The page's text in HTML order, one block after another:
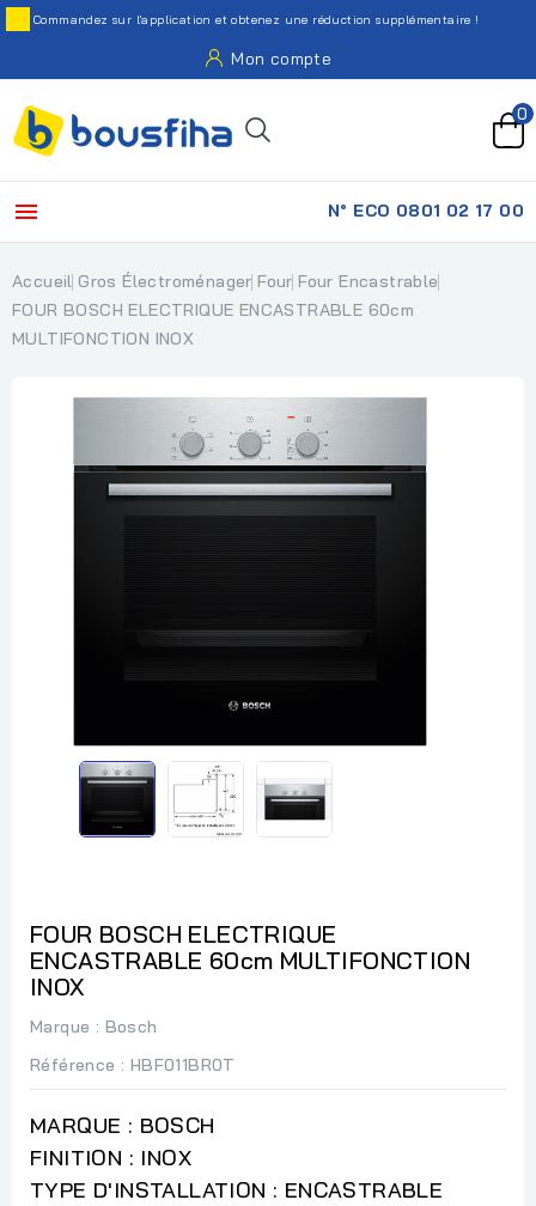
Commandez sur l'application et obtenez une réduction supplémentaire !
Mon compte
0
 N° ECO 0801 02 17 00
Accueil Gros Électroménager Four Four Encastrable
FOUR BOSCH ELECTRIQUE ENCASTRABLE 60cm
MULTIFONCTION INOX
FOUR BOSCH ELECTRIQUE
ENCASTRABLE 60cm MULTIFONCTION
INOX
Marque : Bosch
Référence : HBF011BR0T
MARQUE : BOSCH
FINITION : INOX
TYPE D'INSTALLATION : ENCASTRABLE